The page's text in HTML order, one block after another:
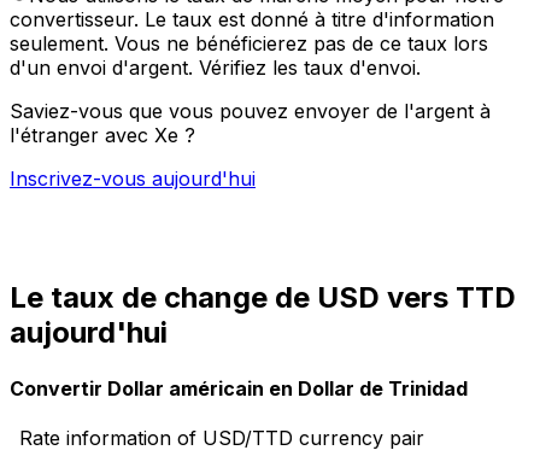
convertisseur. Le taux est donné à titre d'information
seulement. Vous ne bénéficierez pas de ce taux lors
d'un envoi d'argent. Vérifiez les taux d'envoi.
Saviez-vous que vous pouvez envoyer de l'argent à
l'étranger avec Xe ?
Inscrivez-vous aujourd'hui
Le taux de change de USD vers TTD
aujourd'hui
Convertir Dollar américain en Dollar de Trinidad
Rate information of USD/TTD currency pair